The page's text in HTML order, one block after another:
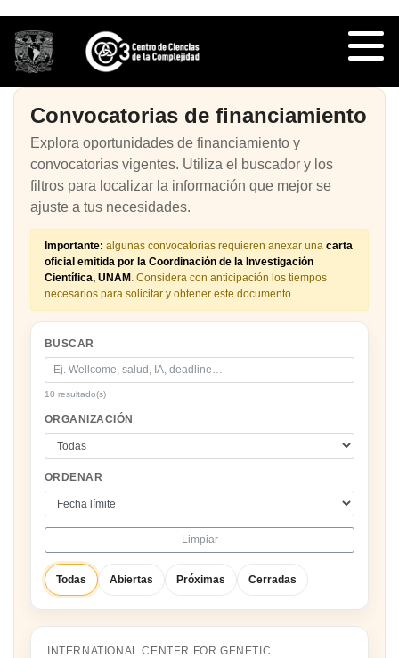
Convocatorias de financiamiento
Explora oportunidades de financiamiento y
convocatorias vigentes. Utiliza el buscador y los
filtros para localizar la información que mejor se
ajuste a tus necesidades.
Importante: algunas convocatorias requieren anexar una carta
oficial emitida por la Coordinación de la Investigación
Científica, UNAM . Considera con anticipación los tiempos
necesarios para solicitar y obtener este documento.
BUSCAR
10 resultado(s)
ORGANIZACIÓN
ORDENAR
Limpiar
Todas Abiertas Próximas Cerradas
INTERNATIONAL CENTER FOR GENETIC